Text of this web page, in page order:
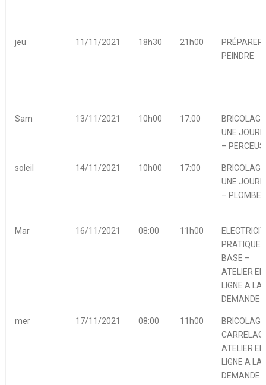
jeu 11/11/2021 18h30 21h00
PRÉPARER
PEINDRE
Sam 13/11/2021 10h00 17:00
UNE
–
soleil 14/11/2021 10h00 17:00
UNE
–
Mar 16/11/2021 08:00 11h00
PRATIQUE
BASE –
ATELIER EN
LIGNE A LA
DEMANDE
mer 17/11/2021 08:00 11h00
BRICOLAGE
ATELIER EN
LIGNE A LA
DEMANDE